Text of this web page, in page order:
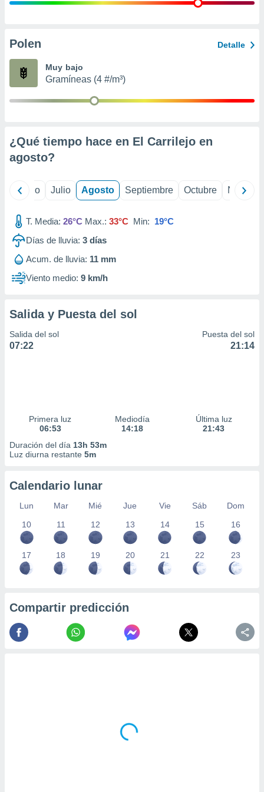
e
publicidad
Polen Detalle
Muy bajo
Gramíneas (4 #/m³)
¿Qué tiempo hace en El Carrilejo en
agosto?
Junio Julio Agosto Septiembre Octubre
T. Media: 26°C Max.: 33°C Min: 19°C
Días de lluvia: 3 días
Acum. de lluvia: 11 mm
Viento medio: 9 km/h
Salida y Puesta del sol
Salida del sol
07:22
Puesta del sol
21:14
Primera luz
06:53
Mediodía
14:18
Última luz
21:43
Duración del día 13h 53m
Luz diurna restante 5m
Calendario lunar
Lun Mar Mié Jue Vie Sáb
Dom
10
11 12 13 14 15 16
17 18 19 20 21 22 23
Compartir predicción